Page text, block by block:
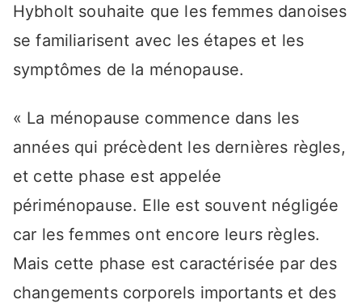
Hybholt souhaite que les femmes danoises
se familiarisent avec les étapes et les
symptômes de la ménopause.
« La ménopause commence dans les
années qui précèdent les dernières règles,
et cette phase est appelée
périménopause. Elle est souvent négligée
car les femmes ont encore leurs règles.
Mais cette phase est caractérisée par des
changements corporels importants et des